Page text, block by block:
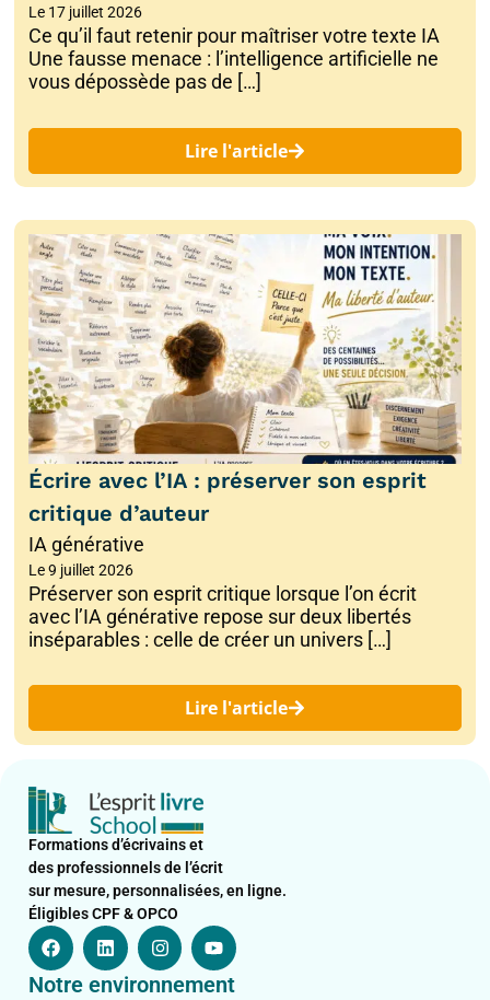
Le 17 juillet 2026
Ce qu’il faut retenir pour maîtriser votre texte IA
Une fausse menace : l’intelligence artificielle ne
vous dépossède pas de […]
Lire l'article
Écrire avec l’IA : préserver son esprit
critique d’auteur
IA générative
Le9 juillet 2026
Préserver son esprit critique lorsque l’on écrit
avec l’IA générative repose sur deux libertés
inséparables : celle de créer un univers […]
Lire l'article
Formations d’écrivains et
des professionnels de l’écrit
sur mesure, personnalisées, en ligne.
Éligibles CPF & OPCO
F
a
c
e
L
i
n
k
I
n
s
t
Y
o
u
t
Notre environnement